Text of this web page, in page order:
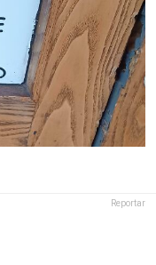
Reportar